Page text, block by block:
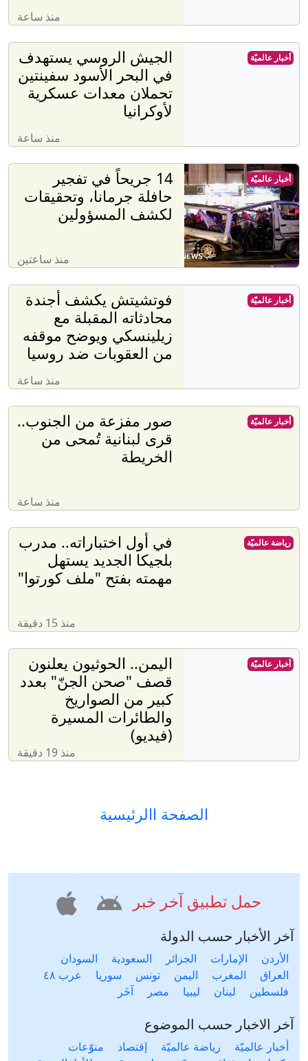
منذ ساعة
الجيش الروسي يستهدف
في البحر الأسود سفينتين
تحملان معدات عسكرية
لأوكرانيا
منذ ساعة
أخبار عالميّة
14 جريحاً في تفجير
حافلة جرمانا، وتحقيقات
لكشف المسؤولين
منذ ساعتين
أخبار عالميّة
فوتشيتش يكشف أجندة
محادثاته المقبلة مع
زيلينسكي ويوضح موقفه
من العقوبات ضد روسيا
منذ ساعة
أخبار عالميّة
صور مفزعة من الجنوب..
قرى لبنانية تُمحى من
الخريطة
منذ ساعة
أخبار عالميّة
في أول اختباراته.. مدرب
بلجيكا الجديد يستهل
مهمته بفتح "ملف كورتوا"
منذ 15 دقيقة
رياضة عالميّة
اليمن.. الحوثيون يعلنون
قصف "صحن الجنّ" بعدد
كبير من الصواريخ
والطائرات المسيرة
(فيديو)
منذ 19 دقيقة
أخبار عالميّة
الصفحة االرئيسية
حمل تطبيق آخر خبر
آخر الأخبار حسب الدولة
الأردن الإمارات الجزائر السعودية
السودان
العراق
المغرب اليمن تونس سوريا
عرب ٤٨
فلسطين
لبنان ليبيا مصر آخَر
آخر الاخبار حسب الموضوع
أخبار عالميّة رياضة عالميّة إقتصاد
منوّعات